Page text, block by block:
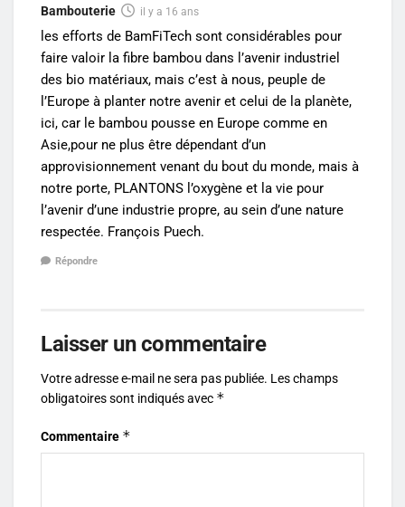
Bambouterie il y a 16 ans
les efforts de BamFiTech sont considérables pour
faire valoir la fibre bambou dans l’avenir industriel
des bio matériaux, mais c’est à nous, peuple de
l’Europe à planter notre avenir et celui de la planète,
ici, car le bambou pousse en Europe comme en
Asie,pour ne plus être dépendant d’un
approvisionnement venant du bout du monde, mais à
notre porte, PLANTONS l’oxygène et la vie pour
l’avenir d’une industrie propre, au sein d’une nature
respectée. François Puech.
Répondre
Laisser un commentaire
Votre adresse e-mail ne sera pas publiée. Les champs
obligatoires sont indiqués avec *
Commentaire *